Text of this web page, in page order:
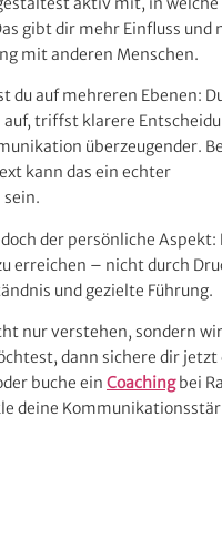
gibt dir mehr Einfluss und
mit anderen Menschen.
du auf mehreren Ebenen:
triffst klarere
überzeugender.
kann das ein echter
der persönliche Aspekt:
erreichen – nicht durch
und gezielte Führung.
nur verstehen, sondern
dann sichere dir jetzt
buche ein Coachingbei
deine